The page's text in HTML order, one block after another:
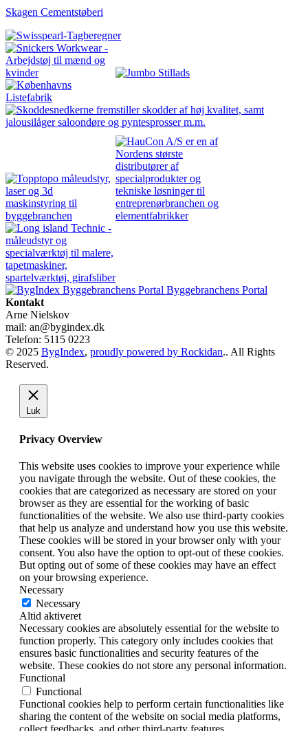
Skagen Cementstøberi
Byggebranchens Portal
Kontakt
Arne Nielskov
mail: an@bygindex.dk
Telefon: 5115 0223
© 2025 BygIndex, proudly powered by Rockidan.. All Rights
Reserved.
Luk
Privacy Overview
This website uses cookies to improve your experience while
you navigate through the website. Out of these cookies, the
cookies that are categorized as necessary are stored on your
browser as they are essential for the working of basic
functionalities of the website. We also use third-party cookies
that help us analyze and understand how you use this website.
These cookies will be stored in your browser only with your
consent. You also have the option to opt-out of these cookies.
But opting out of some of these cookies may have an effect
on your browsing experience.
Necessary
Necessary
Altid aktiveret
Necessary cookies are absolutely essential for the website to
function properly. This category only includes cookies that
ensures basic functionalities and security features of the
website. These cookies do not store any personal information.
Functional
Functional
Functional cookies help to perform certain functionalities like
sharing the content of the website on social media platforms,
collect feedbacks, and other third-party features.